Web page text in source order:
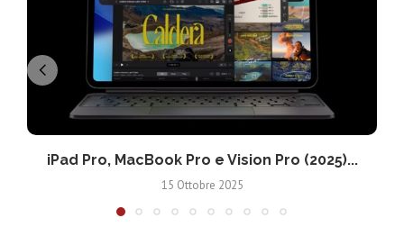
iPad Pro, MacBook Pro e Vision Pro (2025)...
15 Ottobre 2025